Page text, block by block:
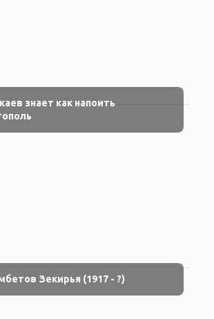
знает как напоить
Зекирья (1917 - ?)